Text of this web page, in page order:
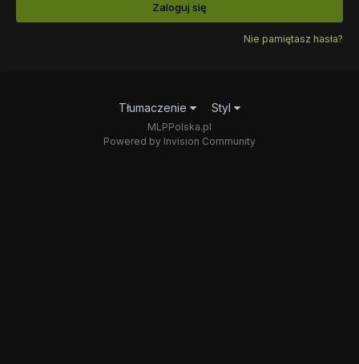
Zaloguj się
Nie pamiętasz hasła?
Tłumaczenie Styl
MLPPolska.pl
Powered by Invision Community